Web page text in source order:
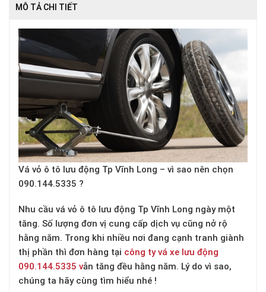
MÔ TẢ CHI TIẾT
Vá vỏ ô tô lưu động Tp Vĩnh Long – vì sao nên chọn
090.144.5335 ?
Nhu cầu vá vỏ ô tô lưu động Tp Vĩnh Long ngày một
tăng. Số lượng đơn vị cung cấp dịch vụ cũng nở rộ
hằng năm. Trong khi nhiều nơi đang cạnh tranh giành
thị phần thì đơn hàng tại công ty vá xe lưu động
090.144.5335 vẫn tăng đều hằng năm. Lý do vì sao,
chúng ta hãy cùng tìm hiểu nhé !